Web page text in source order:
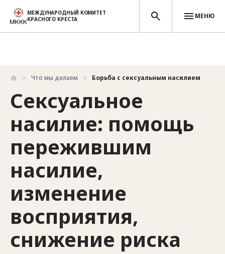
Перейти к основному содержанию
МЕЖДУНАРОДНЫЙ КОМИТЕТ
КРАСНОГО КРЕСТА
МЕНЮ
Что мы делаем Борьба с сексуальным насилием
Сексуальное
насилие: помощь
пережившим
насилие,
изменение
восприятия,
снижение риска